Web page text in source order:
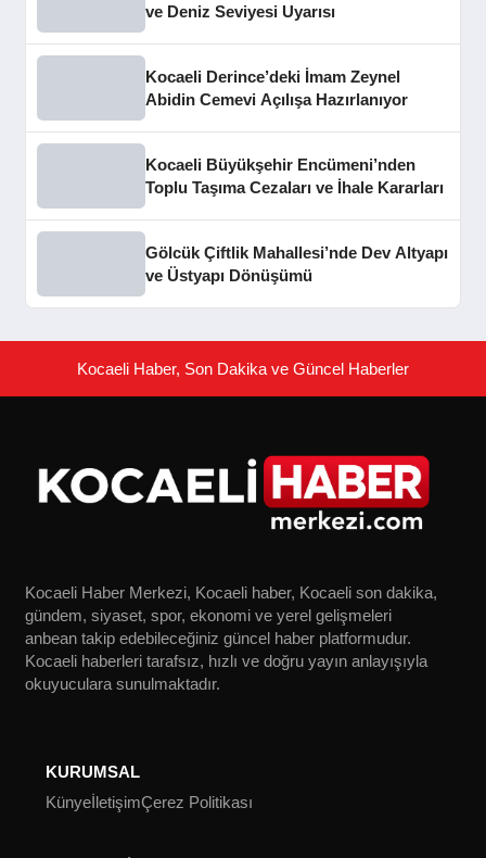
ve Deniz Seviyesi Uyarısı
Kocaeli Derince’deki İmam Zeynel
Abidin Cemevi Açılışa Hazırlanıyor
Kocaeli Büyükşehir Encümeni’nden
Toplu Taşıma Cezaları ve İhale Kararları
Gölcük Çiftlik Mahallesi’nde Dev Altyapı
ve Üstyapı Dönüşümü
Kocaeli Haber, Son Dakika ve Güncel Haberler
Kocaeli Haber Merkezi, Kocaeli haber, Kocaeli son dakika,
gündem, siyaset, spor, ekonomi ve yerel gelişmeleri
anbean takip edebileceğiniz güncel haber platformudur.
Kocaeli haberleri tarafsız, hızlı ve doğru yayın anlayışıyla
okuyuculara sunulmaktadır.
KURUMSAL
KünyeİletişimÇerez Politikası